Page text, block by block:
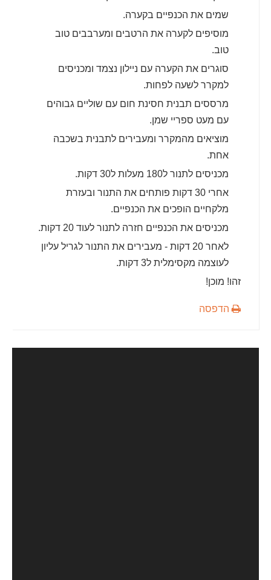
שמים את הכנפיים בקערה.
מוסיפים לקערה את הרטבים ומערבבים טוב
טוב.
סוגרים את הקערה עם ניילון נצמד ומכניסים
למקרר לשעה לפחות.
מרססים תבנית חסינת חום עם שוליים גבוהים
עם מעט ספריי שמן.
מוציאים מהמקרר ומעבירים לתבנית בשכבה
אחת.
מכניסים לתנור ל180 מעלות ל30 דקות.
אחרי 30 דקות פותחים את התנור ובעזרת
מלקחיים הופכים את הכנפיים.
מכניסים את הכנפיים חזרה לתנור לעוד 20 דקות.
לאחר 20 דקות - מעבירים את התנור לגריל עליון
לעוצמה מקסימלית ל3 דקות.
זהו! מוכן!
הדפסה